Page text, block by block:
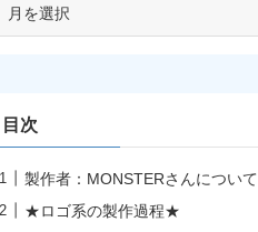
目次
製作者：MONSTERさんについて
★ロゴ系の製作過程★